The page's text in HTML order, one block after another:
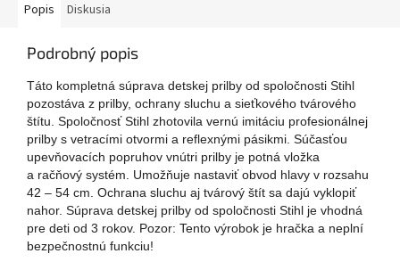
Popis Diskusia
Podrobný popis
Táto kompletná súprava detskej prilby od spoločnosti Stihl
pozostáva z prilby, ochrany sluchu a sieťkového tvárového
štítu. Spoločnosť Stihl zhotovila vernú imitáciu profesionálnej
prilby s vetracími otvormi a reflexnými pásikmi. Súčasťou
upevňovacích popruhov vnútri prilby je potná vložka
a račňový systém. Umožňuje nastaviť obvod hlavy v rozsahu
42 – 54 cm. Ochrana sluchu aj tvárový štít sa dajú vyklopiť
nahor. Súprava detskej prilby od spoločnosti Stihl je vhodná
pre deti od 3 rokov. Pozor: Tento výrobok je hračka a neplní
bezpečnostnú funkciu!